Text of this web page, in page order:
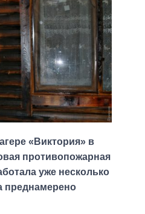
«Виктория» в
противопожарная
уже несколько
преднамерено